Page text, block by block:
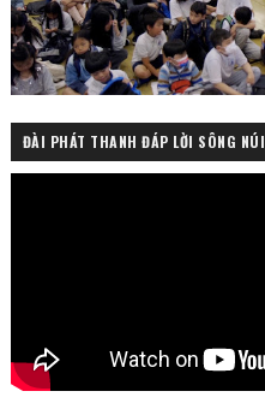
ĐÀI PHÁT THANH ĐÁP LỜI SÔNG NÚI